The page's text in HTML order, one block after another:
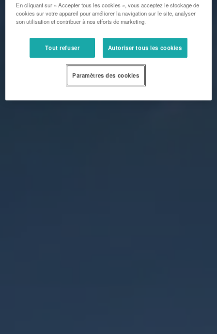
En cliquant sur « Accepter tous les cookies », vous acceptez le stockage de
cookies sur votre appareil pour améliorer la navigation sur le site, analyser
son utilisation et contribuer à nos efforts de marketing.
Tout refuser Autoriser tous les cookies
Paramètres des cookies